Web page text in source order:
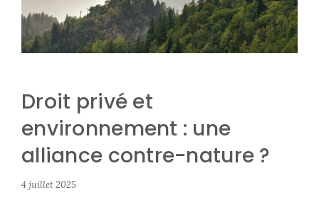
Droit privé et
environnement : une
alliance contre-nature ?
4 juillet 2025